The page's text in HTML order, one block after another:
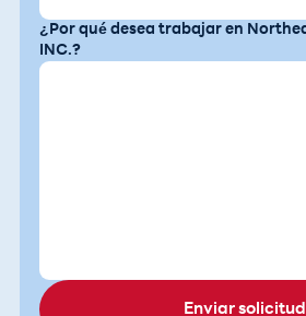
¿Por qué desea trabajar en
INC.?